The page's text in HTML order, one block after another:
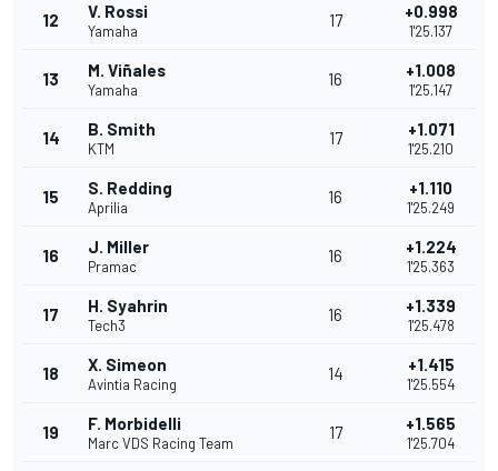
12 V. Rossi
Yamaha
17 +0.998
1'25.137
13 M. Viñales
Yamaha
16 +1.008
1'25.147
14 B. Smith
KTM
17 +1.071
1'25.210
15 S. Redding
Aprilia
16 +1.110
1'25.249
16 J. Miller
Pramac
16 +1.224
1'25.363
17 H. Syahrin
Tech3
16 +1.339
1'25.478
18 X. Simeon
Avintia Racing
14 +1.415
1'25.554
19 F. Morbidelli
Marc VDS Racing Team
17 +1.565
1'25.704